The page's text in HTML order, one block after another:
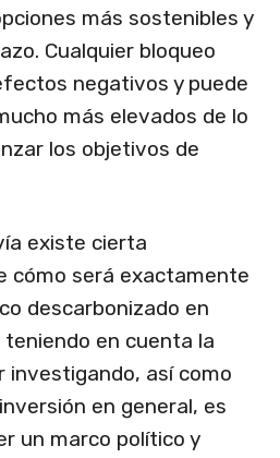
más sostenibles y
Cualquier bloqueo
negativos y puede
más elevados de lo
los objetivos de
existe cierta
cómo será exactamente
descarbonizado en
en cuenta la
investigando, así como
en general, es
un marco político y